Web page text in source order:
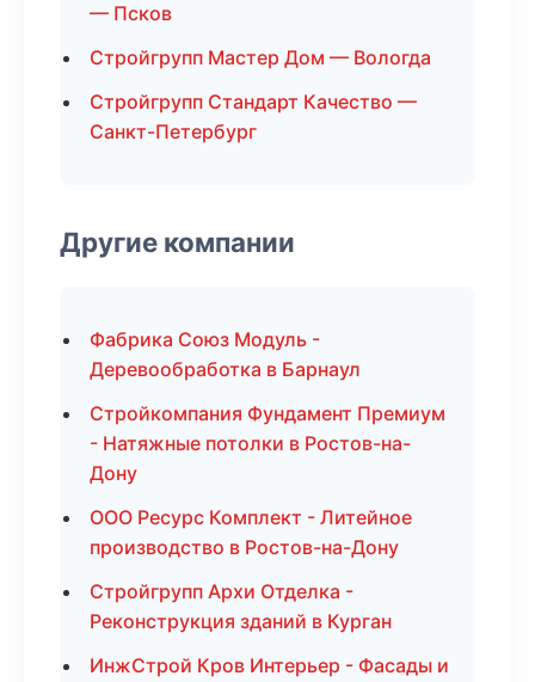
— Псков
Стройгрупп Мастер Дом — Вологда
Стройгрупп Стандарт Качество —
Санкт-Петербург
Другие компании
Фабрика Союз Модуль -
Деревообработка в Барнаул
Стройкомпания Фундамент Премиум
- Натяжные потолки в Ростов-на-
Дону
ООО Ресурс Комплект - Литейное
производство в Ростов-на-Дону
Стройгрупп Архи Отделка -
Реконструкция зданий в Курган
ИнжСтрой Кров Интерьер - Фасады и